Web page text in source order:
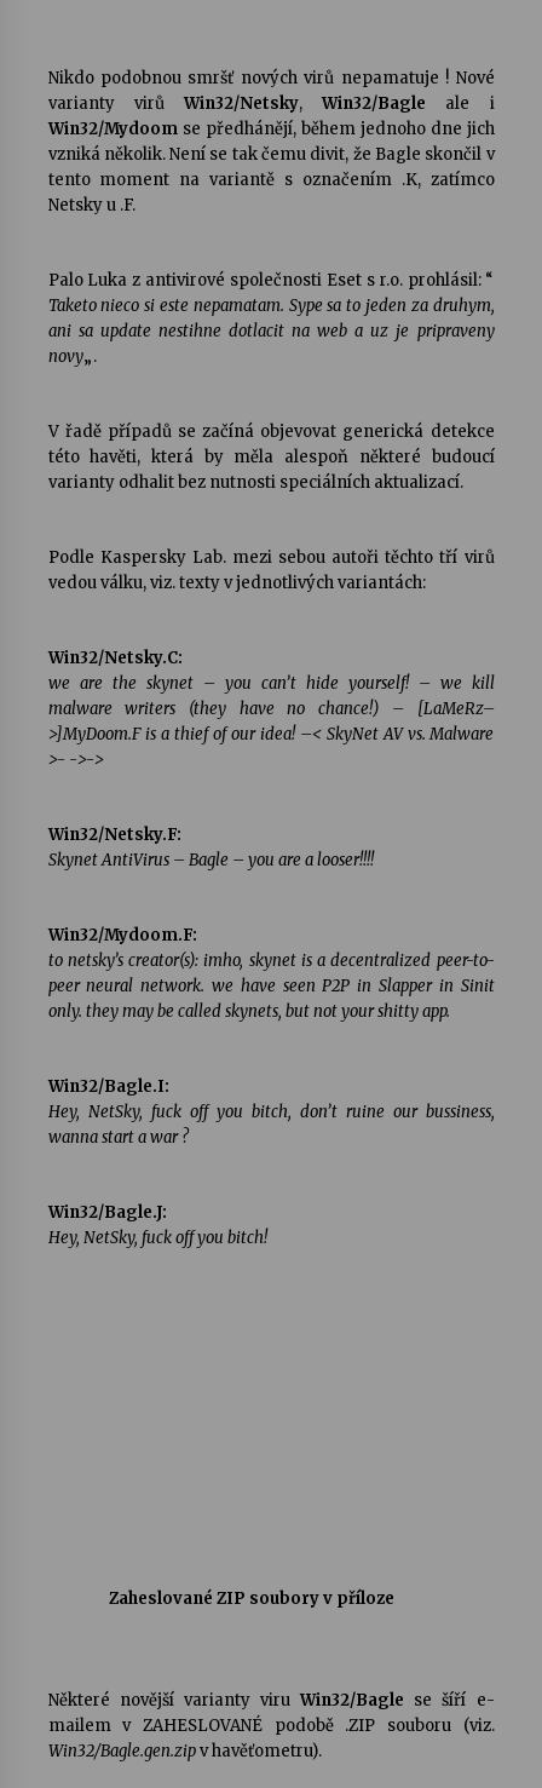
Nikdo podobnou smršť nových virů nepamatuje ! Nové
varianty virůWin32/Netsky,Win32/Bagle ale i
Win32/Mydoomse předhánějí, během jednoho dne jich
vzniká několik. Není se tak čemu divit, že Bagle skončil v
tento moment na variantě s označením .K, zatímco
Netsky u .F.
Palo Luka z antivirové společnosti Eset s r.o. prohlásil: “
Taketo nieco si este nepamatam. Sype sa to jeden za druhym,
ani sa update nestihne dotlacit na web a uz je pripraveny
novy„.
V řadě případů se začíná objevovat generická detekce
této havěti, která by měla alespoň některé budoucí
varianty odhalit bez nutnosti speciálních aktualizací.
Podle Kaspersky Lab. mezi sebou autoři těchto tří virů
vedou válku, viz. texty v jednotlivých variantách:
Win32/Netsky.C:
we are the skynet – you can’t hide yourself! – we kill
malware writers (they have no chance!) – [LaMeRz–
>]MyDoom.F is a thief of our idea! –< SkyNet AV vs. Malware
>- ->->
Win32/Netsky.F:
Skynet AntiVirus – Bagle – you are a looser!!!!
Win32/Mydoom.F:
to netsky’s creator(s): imho, skynet is a decentralized peer-to-
peer neural network. we have seen P2P in Slapper in Sinit
only. they may be called skynets, but not your shitty app.
Win32/Bagle.I:
Hey, NetSky, fuck off you bitch, don’t ruine our bussiness,
wanna start a war ?
Win32/Bagle.J:
Hey, NetSky, fuck off you bitch!
Zaheslované ZIP soubory v příloze
Některé novější varianty viruWin32/Bagle se šíří e-
mailem v ZAHESLOVANÉ podobě .ZIP souboru (viz.
Win32/Bagle.gen.zipv havěťometru).